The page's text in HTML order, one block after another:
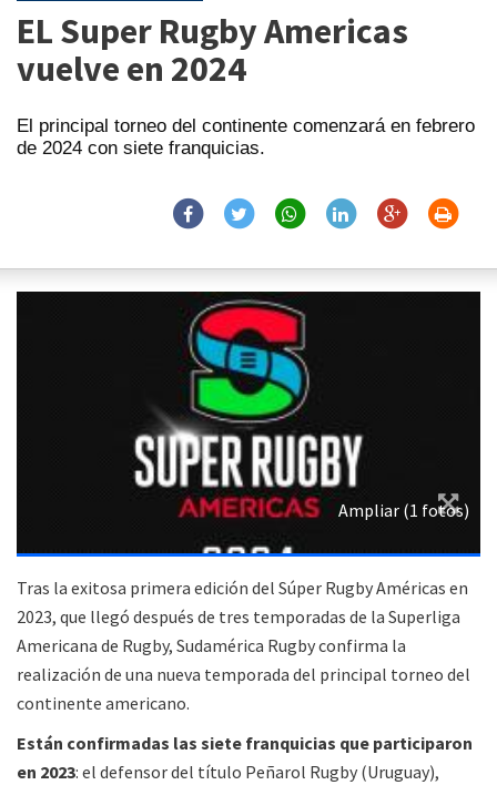
EL Super Rugby Americas
vuelve en 2024
El principal torneo del continente comenzará en febrero
de 2024 con siete franquicias.
Ampliar (1 fotos)
Tras la exitosa primera edición del Súper Rugby Américas en
2023, que llegó después de tres temporadas de la Superliga
Americana de Rugby, Sudamérica Rugby confirma la
realización de una nueva temporada del principal torneo del
continente americano.
Están confirmadas las siete franquicias que participaron
en 2023: el defensor del título Peñarol Rugby (Uruguay),